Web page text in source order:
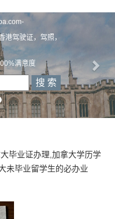
乐部
一
驶证，驾照，驾驶执照
大、美国驾照
毕业证办理,加拿大学历学
未毕业留学生的必办业